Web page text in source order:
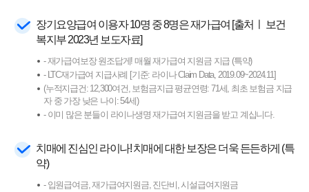
장기요양급여 이용자 10명 중 8명은 재가급여 [출처ㅣ 보건
복지부 2023년 보도자료]
- 재가급여보장 원조답게! 매월 재가급여 지원금 지급 (특약)
- LTC재가급여 지급사례 [기준: 라이나 Claim Data, 2019.09~2024.11]
(누적지급건: 12,300여건, 보험금지급 평균연령: 71세, 최초 보험금 지급
자 중 가장 낮은 나이: 54세)
- 이미 많은 분들이 라이나생명 재가급여 지원금을 받고 계십니다.
치매에 진심인 라이나! 치매에 대한 보장은 더욱 든든하게 (특
약)
- 입원급여금, 재가급여지원금, 진단비, 시설급여지원금